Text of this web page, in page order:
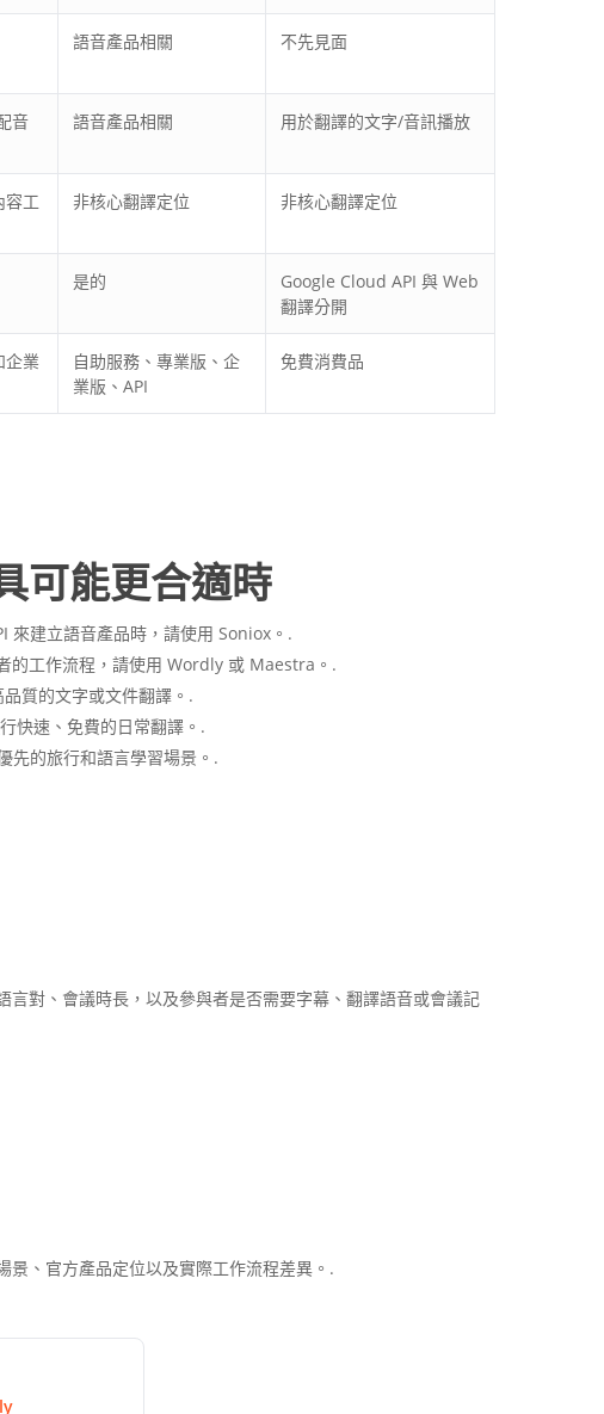
語音產品相關 不先見面
音
語音產品相關 用於翻譯的文字/音訊播放
容工
非核心翻譯定位 非核心翻譯定位
是的
Google Cloud API 與 Web
翻譯分開
企業
自助服務、專業版、企
業版、API
免費消費品
可能更合適時
來建立語音產品時，請使用 Soniox。.
的工作流程，請使用 Wordly 或 Maestra。.
質的文字或文件翻譯。.
快速、免費的日常翻譯。.
先的旅行和語言學習場景。.
對、會議時長，以及參與者是否需要字幕、翻譯語音或會議記
、官方產品定位以及實際工作流程差異。.